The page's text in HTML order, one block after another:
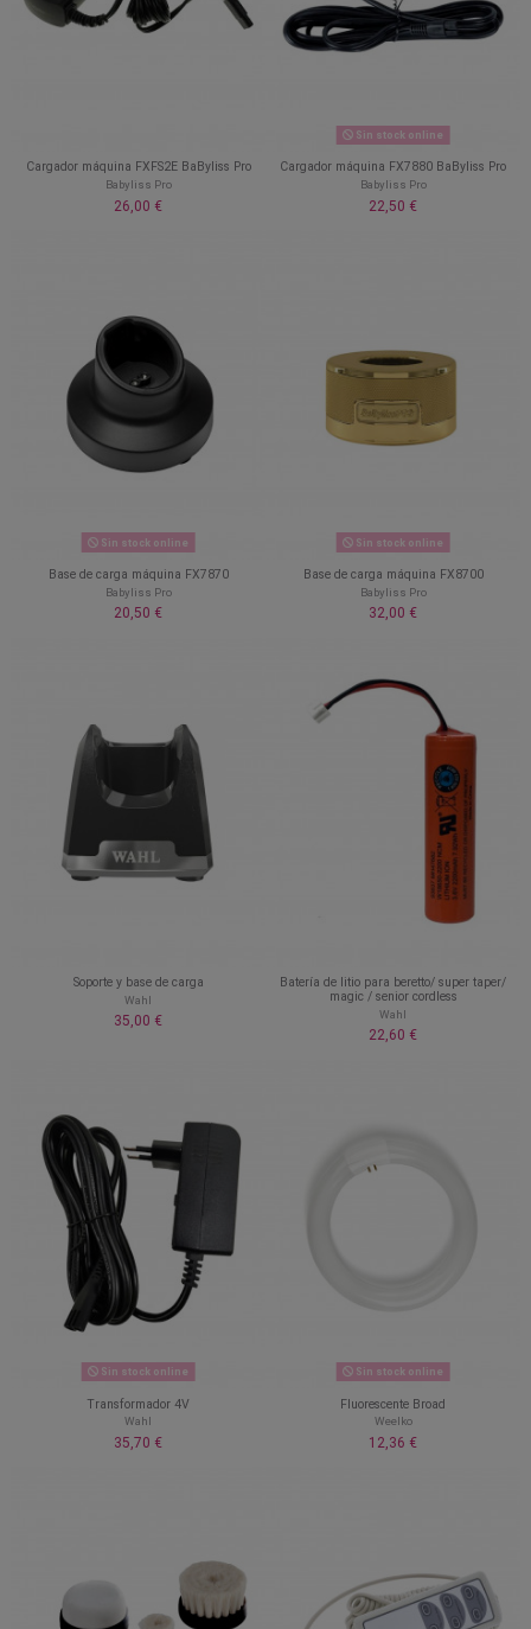
Cargador máquina FXFS2E BaByliss Pro
Babyliss Pro
26,00 €
Sin stock online
Cargador máquina FX7880 BaByliss Pro
Babyliss Pro
22,50 €
Sin stock online
Base de carga máquina FX7870
Babyliss Pro
20,50 €
Sin stock online
Base de carga máquina FX8700
Babyliss Pro
32,00 €
Soporte y base de carga
Wahl
35,00 €
Batería de litio para beretto/ super taper/
magic / senior cordless
Wahl
22,60 €
Sin stock online
Transformador 4V
Wahl
35,70 €
Sin stock online
Fluorescente Broad
Weelko
12,36 €